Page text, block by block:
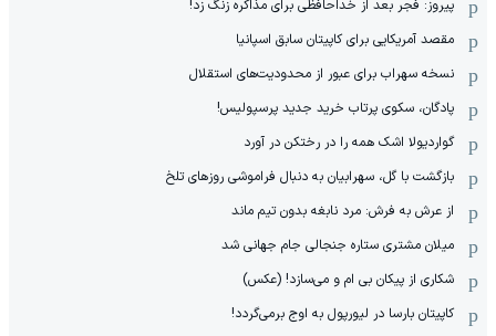
پیروز: فجر بعد از خداحافظی برای مذاکره زنگ زد!
مقصد آمریکایی برای کاپیتان سابق اسپانیا
نسخه سهراب برای عبور از محدودیت‌های استقلال
پادگان، سکوی پرتاب خرید جدید پرسپولیس!
گواردیولا اشک همه را در رختکن در آورد
بازگشت با گل، سهرابیان به دنبال فراموشی روزهای تلخ
از عرش به فرش: مرد نابغه‌ بدون تیم ماند
میلان مشتری ستاره جنجالی جام جهانی شد
شکاری از پیکان بی ام و می‌سازد! (عکس)
کاپیتان بارسا در لیورپول به اوج برمی‌گردد!